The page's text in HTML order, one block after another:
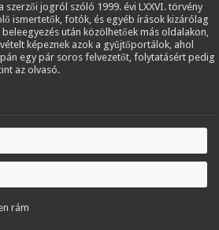
jogról szóló 1999. évi LXXVI. törvény
ismertetők, fotók, és egyéb írások kizárólag
után közölhetőek más oldalakon,
képeznek azok a gyűjtőportálok, ahol
egy pár soros felvezetőt, folytatásért pedig
az olvasó.
rám